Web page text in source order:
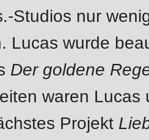
Studios nur
Lucas wurde
Der goldene
waren
Projekt